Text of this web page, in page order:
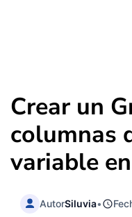
Crear un
columnas
variable
AutorSiluvia•